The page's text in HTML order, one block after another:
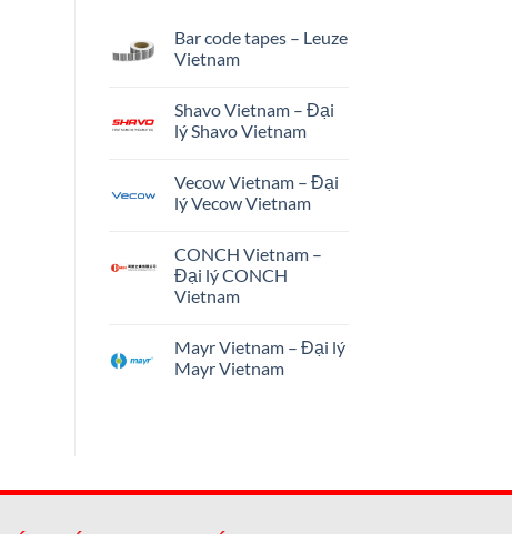
Bar code tapes – Leuze
Vietnam
Shavo Vietnam – Đại
lý Shavo Vietnam
Vecow Vietnam – Đại
lý Vecow Vietnam
CONCH Vietnam –
Đại lý CONCH
Vietnam
Mayr Vietnam – Đại lý
Mayr Vietnam